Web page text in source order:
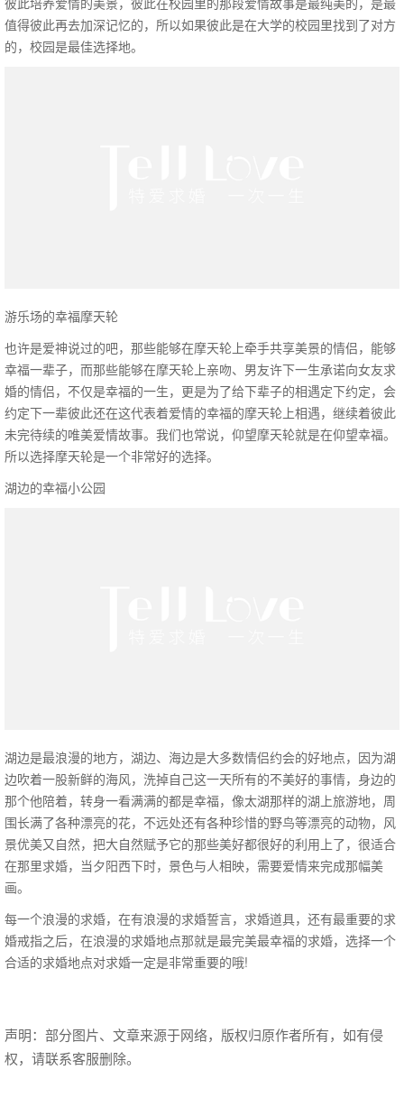
值得彼此再去加深记忆的，所以如果彼此是在大学的校园里找到了对方
的，校园是最佳选择地。
游乐场的幸福摩天轮
也许是爱神说过的吧，那些能够在摩天轮上牵手共享美景的情侣，能够
幸福一辈子，而那些能够在摩天轮上亲吻、男友许下一生承诺向女友求
婚的情侣，不仅是幸福的一生，更是为了给下辈子的相遇定下约定，会
约定下一辈彼此还在这代表着爱情的幸福的摩天轮上相遇，继续着彼此
未完待续的唯美爱情故事。我们也常说，仰望摩天轮就是在仰望幸福。
所以选择摩天轮是一个非常好的选择。
湖边的幸福小公园
湖边是最浪漫的地方，湖边、海边是大多数情侣约会的好地点，因为湖
边吹着一股新鲜的海风，洗掉自己这一天所有的不美好的事情，身边的
那个他陪着，转身一看满满的都是幸福，像太湖那样的湖上旅游地，周
围长满了各种漂亮的花，不远处还有各种珍惜的野鸟等漂亮的动物，风
景优美又自然，把大自然赋予它的那些美好都很好的利用上了，很适合
在那里求婚，当夕阳西下时，景色与人相映，需要爱情来完成那幅美
画。
每一个浪漫的求婚，在有浪漫的求婚誓言，求婚道具，还有最重要的求
婚戒指之后，在浪漫的求婚地点那就是最完美最幸福的求婚，选择一个
合适的求婚地点对求婚一定是非常重要的哦!
声明：部分图片、文章来源于网络，版权归原作者所有，如有侵
权，请联系客服删除。